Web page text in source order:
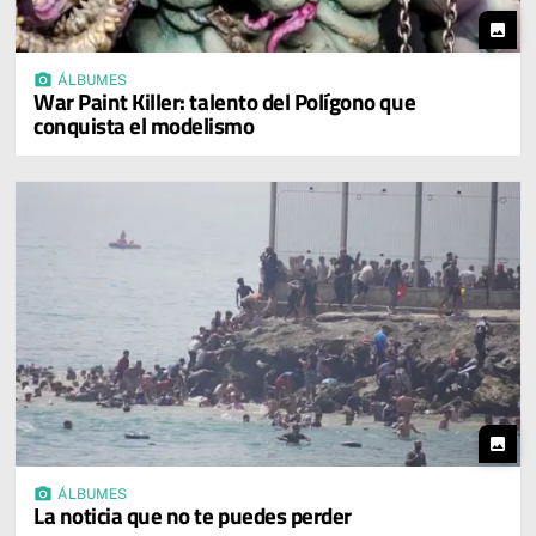
photo
photo_camera ÁLBUMES
War Paint Killer: talento del Polígono que
conquista el modelismo
photo
photo_camera ÁLBUMES
La noticia que no te puedes perder